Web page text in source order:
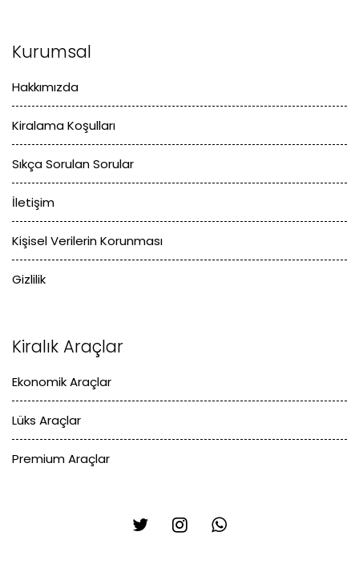
Kurumsal
Hakkımızda
Kiralama Koşulları
Sıkça Sorulan Sorular
İletişim
Kişisel Verilerin Korunması
Gizlilik
Kiralık Araçlar
Ekonomik Araçlar
Lüks Araçlar
Premium Araçlar